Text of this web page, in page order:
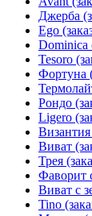
Джерба
Ego
Dominica
Tesoro
Фортуна
Рондо
Ligero
Византия
Виват
Трея
Фаворит
Виват с
Tino